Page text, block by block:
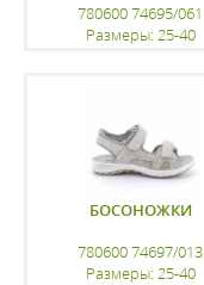
780600 74695/061
Размеры: 25-40
БОСОНОЖКИ
780600 74697/013
Размеры: 25-40